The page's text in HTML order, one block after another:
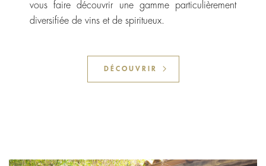
vous faire découvrir une gamme particulièrement
diversifiée de vins et de spiritueux.
DÉCOUVRIR